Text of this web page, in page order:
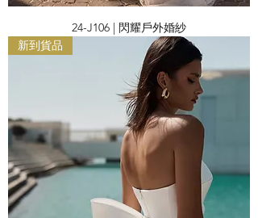
24-J106 | 閃耀戶外婚紗
新到貨品